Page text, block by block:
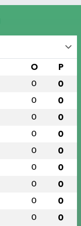
O P
0 0
0 0
0 0
0 0
0 0
0 0
0 0
0 0
0 0